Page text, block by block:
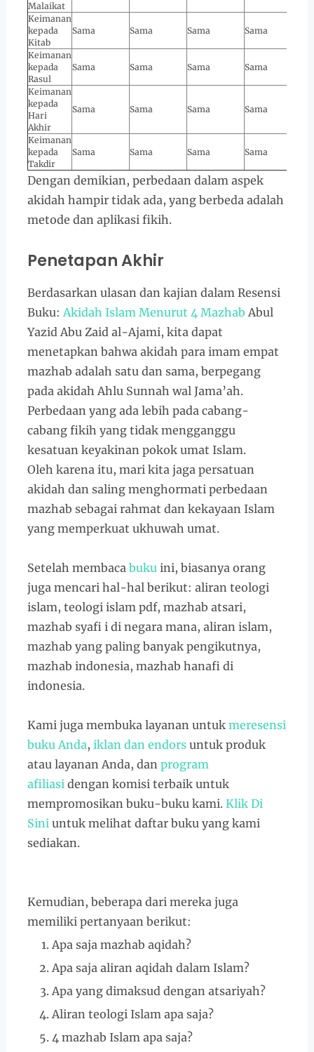
Malaikat
Keimanan
kepada
Kitab
Sama Sama Sama Sama
Keimanan
kepada
Rasul
Sama Sama Sama Sama
Keimanan
kepada
Hari
Akhir
Sama Sama Sama Sama
Keimanan
kepada
Takdir
Sama Sama Sama Sama
Dengan demikian, perbedaan dalam aspek
akidah hampir tidak ada, yang berbeda adalah
metode dan aplikasi fikih.
Penetapan Akhir
Berdasarkan ulasan dan kajian dalam Resensi
Buku:Akidah Islam Menurut 4 Mazhab Abul
Yazid Abu Zaid al-Ajami, kita dapat
menetapkan bahwa akidah para imam empat
mazhab adalah satu dan sama, berpegang
pada akidah Ahlu Sunnah wal Jama’ah.
Perbedaan yang ada lebih pada cabang-
cabang fikih yang tidak mengganggu
kesatuan keyakinan pokok umat Islam.
Oleh karena itu, mari kita jaga persatuan
akidah dan saling menghormati perbedaan
mazhab sebagai rahmat dan kekayaan Islam
yang memperkuat ukhuwah umat.
Setelah membaca bukuini, biasanya orang
juga mencari hal-hal berikut: aliran teologi
islam, teologi islam pdf, mazhab atsari,
mazhab syafi i di negara mana, aliran islam,
mazhab yang paling banyak pengikutnya,
mazhab indonesia, mazhab hanafi di
indonesia.
Kami juga membuka layanan untuk meresensi
buku Anda, iklan dan endorsuntuk produk
atau layanan Anda, dan program
afiliasidengan komisi terbaik untuk
mempromosikan buku-buku kami. Klik Di
Siniuntuk melihat daftar buku yang kami
sediakan.
Kemudian, beberapa dari mereka juga
memiliki pertanyaan berikut:
Apa saja mazhab aqidah?
Apa saja aliran aqidah dalam Islam?
Apa yang dimaksud dengan atsariyah?
Aliran teologi Islam apa saja?
4 mazhab Islam apa saja?